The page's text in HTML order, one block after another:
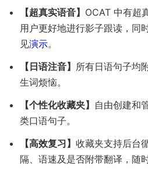
【超真实语音】 OCAT 中有超
用户更好地进行影子跟读，同
见演示。
【日语注音】 所有日语句子均
生词烦恼。
【个性化收藏夹】 自由创建和
类口语句子。
【高效复习】 收藏夹支持后台
隔、语速及是否附带翻译，随